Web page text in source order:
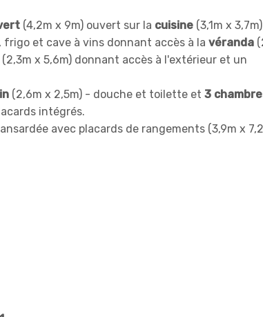
(4,2m x 9m) ouvert sur la cuisine (3,1m x 3,7m)
et cave à vins donnant accès à la véranda
(2,3m x 5,6m) donnant accès à l'extérieur et un
(2,6m x 2,5m) - douche et toilette et 3
intégrés.
avec placards de rangements (3,9m x